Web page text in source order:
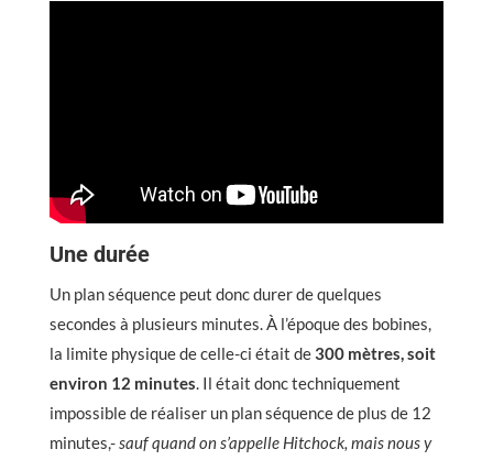
Une durée
Un plan séquence peut donc durer de quelques
secondes à plusieurs minutes. À l’époque des bobines,
la limite physique de celle-ci était de300 mètres, soit
environ 12 minutes. Il était donc techniquement
impossible de réaliser un plan séquence de plus de 12
minutes,-sauf quand on s’appelle Hitchock, mais nous y